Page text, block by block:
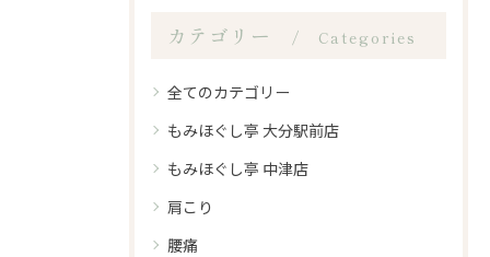
カテゴリー Categories
全てのカテゴリー
もみほぐし亭 大分駅前店
もみほぐし亭 中津店
肩こり
腰痛